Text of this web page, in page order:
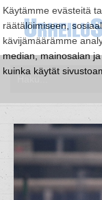
Käytämme evästeitä
räätälöimiseen,
kävijämäärämme
median, mainosalan
kuinka käytät